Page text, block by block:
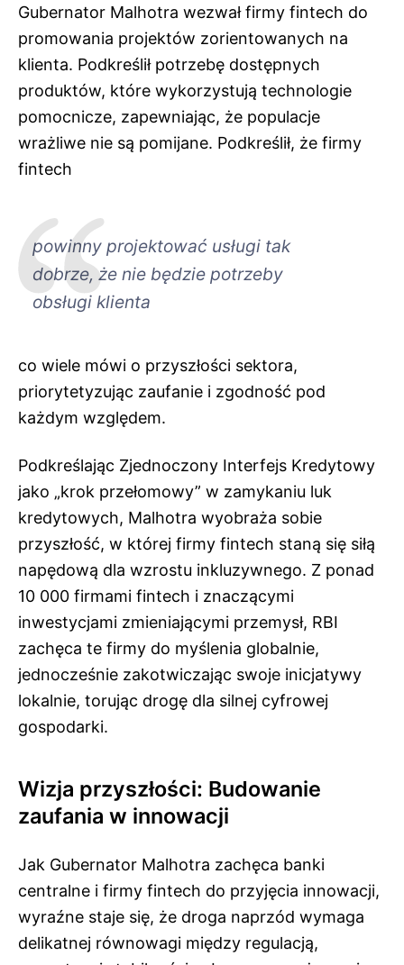
Gubernator Malhotra wezwał firmy fintech do
promowania projektów zorientowanych na
klienta. Podkreślił potrzebę dostępnych
produktów, które wykorzystują technologie
pomocnicze, zapewniając, że populacje
wrażliwe nie są pomijane. Podkreślił, że firmy
fintech
powinny projektować usługi tak
dobrze, że nie będzie potrzeby
obsługi klienta
co wiele mówi o przyszłości sektora,
priorytetyzując zaufanie i zgodność pod
każdym względem.
Podkreślając Zjednoczony Interfejs Kredytowy
jako „krok przełomowy” w zamykaniu luk
kredytowych, Malhotra wyobraża sobie
przyszłość, w której firmy fintech staną się siłą
napędową dla wzrostu inkluzywnego. Z ponad
10 000 firmami fintech i znaczącymi
inwestycjami zmieniającymi przemysł, RBI
zachęca te firmy do myślenia globalnie,
jednocześnie zakotwiczając swoje inicjatywy
lokalnie, torując drogę dla silnej cyfrowej
gospodarki.
Wizja przyszłości: Budowanie
zaufania w innowacji
Jak Gubernator Malhotra zachęca banki
centralne i firmy fintech do przyjęcia innowacji,
wyraźne staje się, że droga naprzód wymaga
delikatnej równowagi między regulacją,